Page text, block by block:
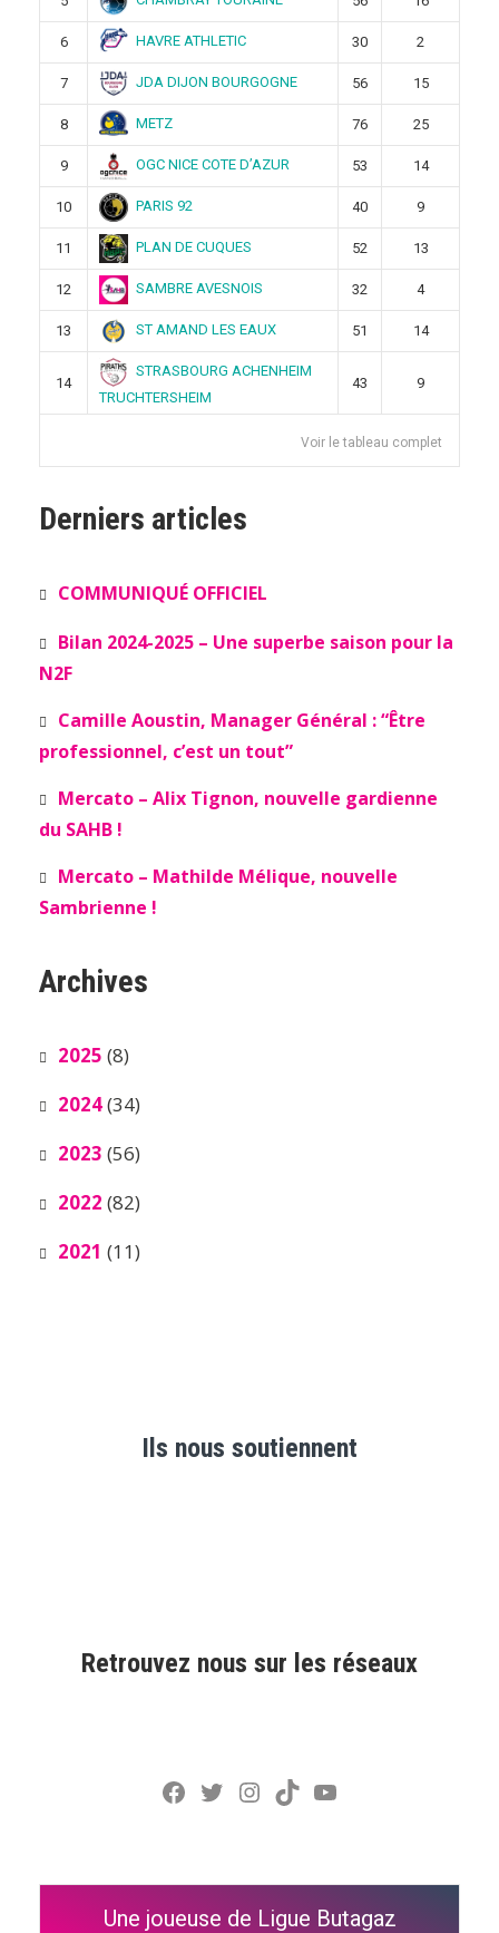
6 HAVRE ATHLETIC 30 2
7 JDA DIJON BOURGOGNE 56 15
8 METZ 76 25
9 OGC NICE COTE D’AZUR 53 14
10 PARIS 92 40 9
11 PLAN DE CUQUES 52 13
12 SAMBRE AVESNOIS 32 4
13 ST AMAND LES EAUX 51 14
14
STRASBOURG ACHENHEIM
TRUCHTERSHEIM
43 9
Voir le tableau complet
Derniers articles
COMMUNIQUÉ OFFICIEL
Bilan 2024-2025 – Une superbe saison pour la
N2F
Camille Aoustin, Manager Général : “Être
professionnel, c’est un tout”
Mercato – Alix Tignon, nouvelle gardienne
du SAHB !
Mercato – Mathilde Mélique, nouvelle
Sambrienne !
Archives
2025 (8)
2024(34)
2023 (56)
2022 (82)
2021 (11)
Ils nous soutiennent
Retrouvez nous sur les réseaux
Facebook
Twitter
Instagram
TikTokYouTube
Une joueuse de Ligue Butagaz